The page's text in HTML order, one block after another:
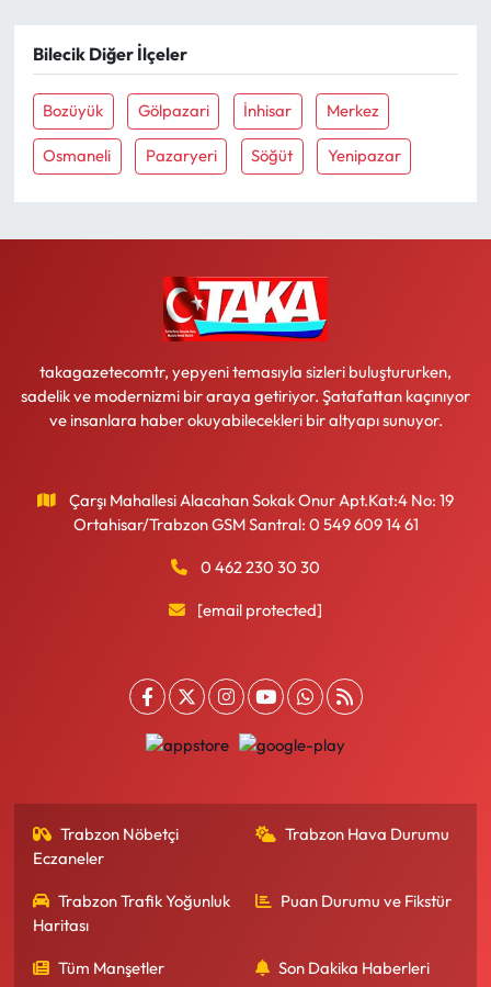
Bilecik Diğer İlçeler
Bozüyük Gölpazari İnhisar Merkez
Osmaneli Pazaryeri Söğüt Yenipazar
takagazetecomtr, yepyeni temasıyla sizleri buluştururken,
sadelik ve modernizmi bir araya getiriyor. Şatafattan kaçınıyor
ve insanlara haber okuyabilecekleri bir altyapı sunuyor.
Çarşı Mahallesi Alacahan Sokak Onur Apt.Kat:4 No: 19
Ortahisar/Trabzon GSM Santral: 0 549 609 14 61
0 462 230 30 30
[email protected]
Trabzon Nöbetçi
Eczaneler
Trabzon Hava Durumu
Trabzon Trafik Yoğunluk
Haritası
Puan Durumu ve Fikstür
Tüm Manşetler Son Dakika Haberleri